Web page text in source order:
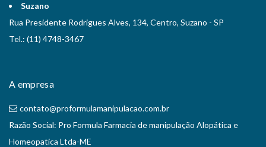
Suzano
Rua Presidente Rodrigues Alves, 134, Centro, Suzano - SP
Tel.: (11) 4748-3467
A empresa
contato@proformulamanipulacao.com.br
Razão Social: Pro Formula Farmacia de manipulação Alopática e
Homeopatica Ltda-ME